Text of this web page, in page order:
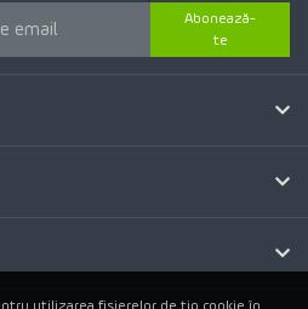
Abonează-
te